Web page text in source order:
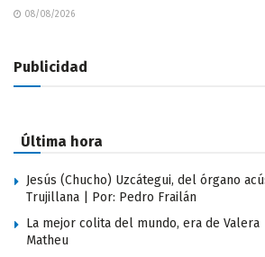
08/08/2026
Publicidad
Última hora
Jesús (Chucho) Uzcátegui, del órgano
Trujillana | Por: Pedro Frailán
La mejor colita del mundo, era de
Matheu